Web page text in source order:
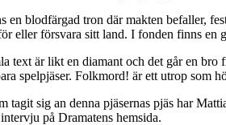
en blodfärgad tron där makten befaller,
eller försvara sitt land. I fonden finns
text är likt en diamant och det går en
spelpjäser. Folkmord! är ett utrop som
tagit sig an denna pjäsernas pjäs har
på Dramatens hemsida.